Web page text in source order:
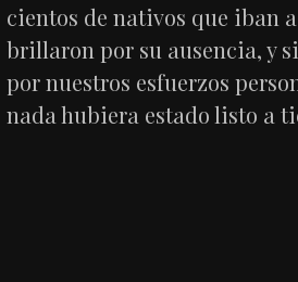
cientos de nativos que iban
brillaron por su ausencia, y
por nuestros esfuerzos
nada hubiera estado listo a